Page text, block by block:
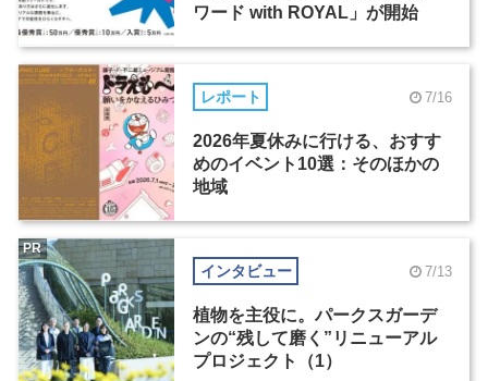
ワード with ROYAL」が開始
レポート 7/16
2026年夏休みに行ける、おすす
めのイベント10選：そのほかの
地域
インタビュー 7/13
植物を主役に。パークスガーデ
ンの“残して磨く”リニューアル
プロジェクト（1）
PR